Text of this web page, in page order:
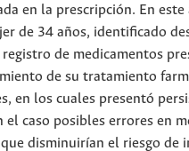
en la prescripción. En
de 34 años, identificado
de medicamentos
de su tratamiento
en los cuales presentó
caso posibles errores en
disminuirían el riesgo de